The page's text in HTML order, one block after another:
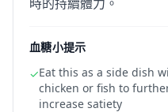
血糖小提示
✓Eat this as a side dish
chicken or fish to
increase satiety